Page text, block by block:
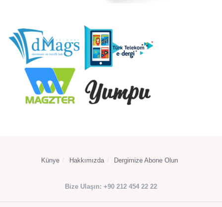
Künye Hakkımızda Dergimize Abone Olun
Bize Ulaşın: +90 212 454 22 22